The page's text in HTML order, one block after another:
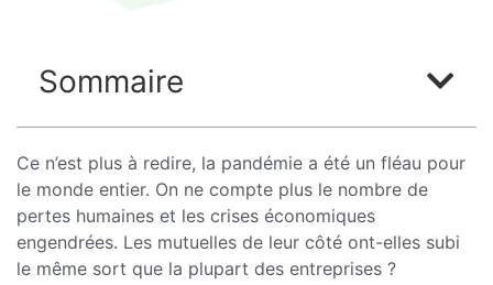
Sommaire
Ce n’est plus à redire, la pandémie a été un fléau pour
le monde entier. On ne compte plus le nombre de
pertes humaines et les crises économiques
engendrées. Les mutuelles de leur côté ont-elles subi
le même sort que la plupart des entreprises ?